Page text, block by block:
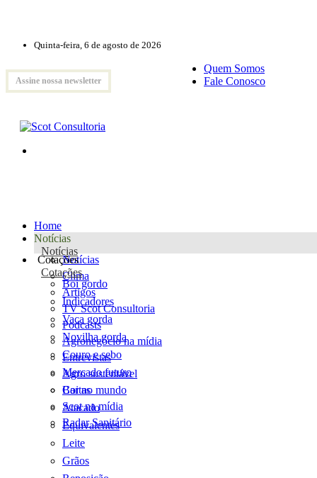
Quinta-feira, 6 de agosto de 2026
Assine nossa newsletter
Quem Somos
Fale Conosco
Home
Notícias
Notícias
Notícias
Clima
Artigos
TV Scot Consultoria
Podcasts
Agronegócio na mídia
Entrevistas
Agro sustentável
Cartas
Scot na mídia
Radar Sanitário
Cotações
Cotações
Boi gordo
Indicadores
Vaca gorda
Novilha gorda
Couro e sebo
Mercado futuro
Boi no mundo
Atacado
Equivalentes
Leite
Grãos